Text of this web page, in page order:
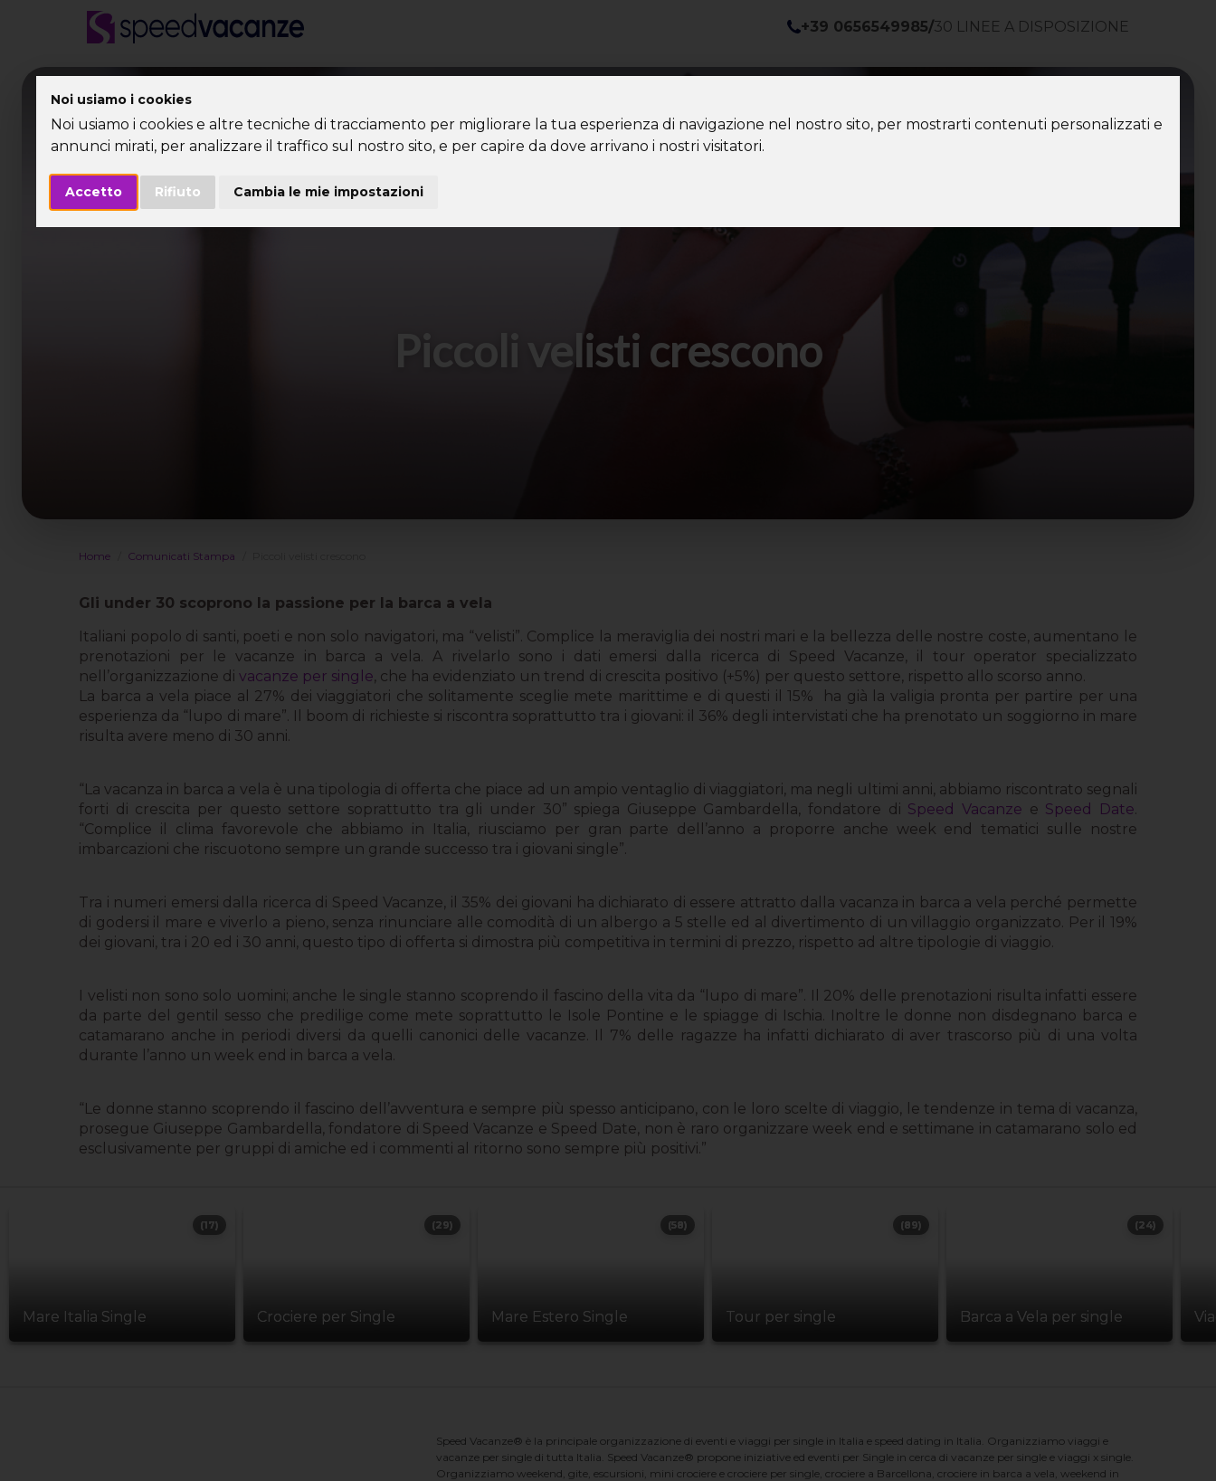
Noi usiamo i cookies
Noi usiamo i cookies e altre tecniche di tracciamento per migliorare la tua esperienza di navigazione nel nostro sito, per mostrarti contenuti personalizzati e
annunci mirati, per analizzare il traffico sul nostro sito, e per capire da dove arrivano i nostri visitatori.
Accetto Rifiuto Cambia le mie impostazioni
+39 0656549985/30 LINEE A DISPOSIZIONE
Piccoli velisti crescono
Home Comunicati Stampa
Gli under 30 scoprono la passione per la barca a vela
Italiani popolo di santi, poeti e non solo navigatori, ma “velisti”. Complice la meraviglia dei nostri mari e la bellezza delle nostre coste, aumentano le
prenotazioni per le vacanze in barca a vela. A rivelarlo sono i dati emersi dalla ricerca di Speed Vacanze, il tour operator specializzato
nell’organizzazione di vacanze per single , che ha evidenziato un trend di crescita positivo (+5%) per questo settore, rispetto allo scorso anno.
La barca a vela piace al 27% dei viaggiatori che solitamente sceglie mete marittime e di questi il 15% ha già la valigia pronta per partire per una
esperienza da “lupo di mare”. Il boom di richieste si riscontra soprattutto tra i giovani: il 36% degli intervistati che ha prenotato un soggiorno in mare
risulta avere meno di 30 anni.
“La vacanza in barca a vela è una tipologia di offerta che piace ad un ampio ventaglio di viaggiatori, ma negli ultimi anni, abbiamo riscontrato segnali
forti di crescita per questo settore soprattutto tra gli under 30” spiega Giuseppe Gambardella, fondatore di Speed Vacanze e Speed Date
“Complice il clima favorevole che abbiamo in Italia, riusciamo per gran parte dell’anno a proporre anche week end tematici sulle nostre
imbarcazioni che riscuotono sempre un grande successo tra i giovani single”.
Tra i numeri emersi dalla ricerca di Speed Vacanze, il 35% dei giovani ha dichiarato di essere attratto dalla vacanza in barca a vela perché permette
di godersi il mare e viverlo a pieno, senza rinunciare alle comodità di un albergo a 5 stelle ed al divertimento di un villaggio organizzato. Per il 19%
dei giovani, tra i 20 ed i 30 anni, questo tipo di offerta si dimostra più competitiva in termini di prezzo, rispetto ad altre tipologie di viaggio.
I velisti non sono solo uomini; anche le single stanno scoprendo il fascino della vita da “lupo di mare”. Il 20% delle prenotazioni risulta infatti essere
da parte del gentil sesso che predilige come mete soprattutto le Isole Pontine e le spiagge di Ischia. Inoltre le donne non disdegnano barca e
catamarano anche in periodi diversi da quelli canonici delle vacanze. Il 7% delle ragazze ha infatti dichiarato di aver trascorso più di una volta
durante l’anno un week end in barca a vela.
“Le donne stanno scoprendo il fascino dell’avventura e sempre più spesso anticipano, con le loro scelte di viaggio, le tendenze in tema di vacanza,
prosegue Giuseppe Gambardella, fondatore di Speed Vacanze e Speed Date, non è raro organizzare week end e settimane in catamarano solo ed
esclusivamente per gruppi di amiche ed i commenti al ritorno sono sempre più positivi.”
Mare Italia Single
(17)
Crociere per Single
(29)
Mare Estero Single
(58)
Tour per single
(89)
Barca a Vela per single
(24)
Speed Vacanze® è la principale organizzazione di eventi e viaggi per single in Italia e speed dating in Italia. Organizziamo viaggi e
vacanze per single di tutta Italia. Speed Vacanze® propone iniziative ed eventi per Single in cerca di vacanze per single e viaggi x single.
Organizziamo weekend, gite, escursioni, mini crociere e crociere per single, crociere a Barcellona, crociere in barca a vela, weekend in